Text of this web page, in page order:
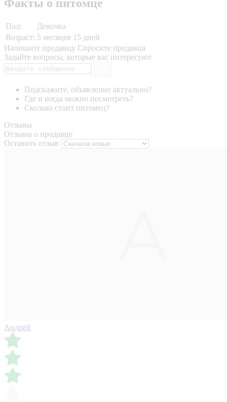
Факты о питомце
Пол:
Девочка
Возраст: 5 месяцев 15 дней
Напишите продавцу Спросите продавца
Задайте вопросы, которые вас интересуют
Подскажите, объявление актуально?
Где и когда можно посмотреть?
Сколько стоит питомец?
Отзывы
Отзывы о продавце
Оставить отзыв
Андрей